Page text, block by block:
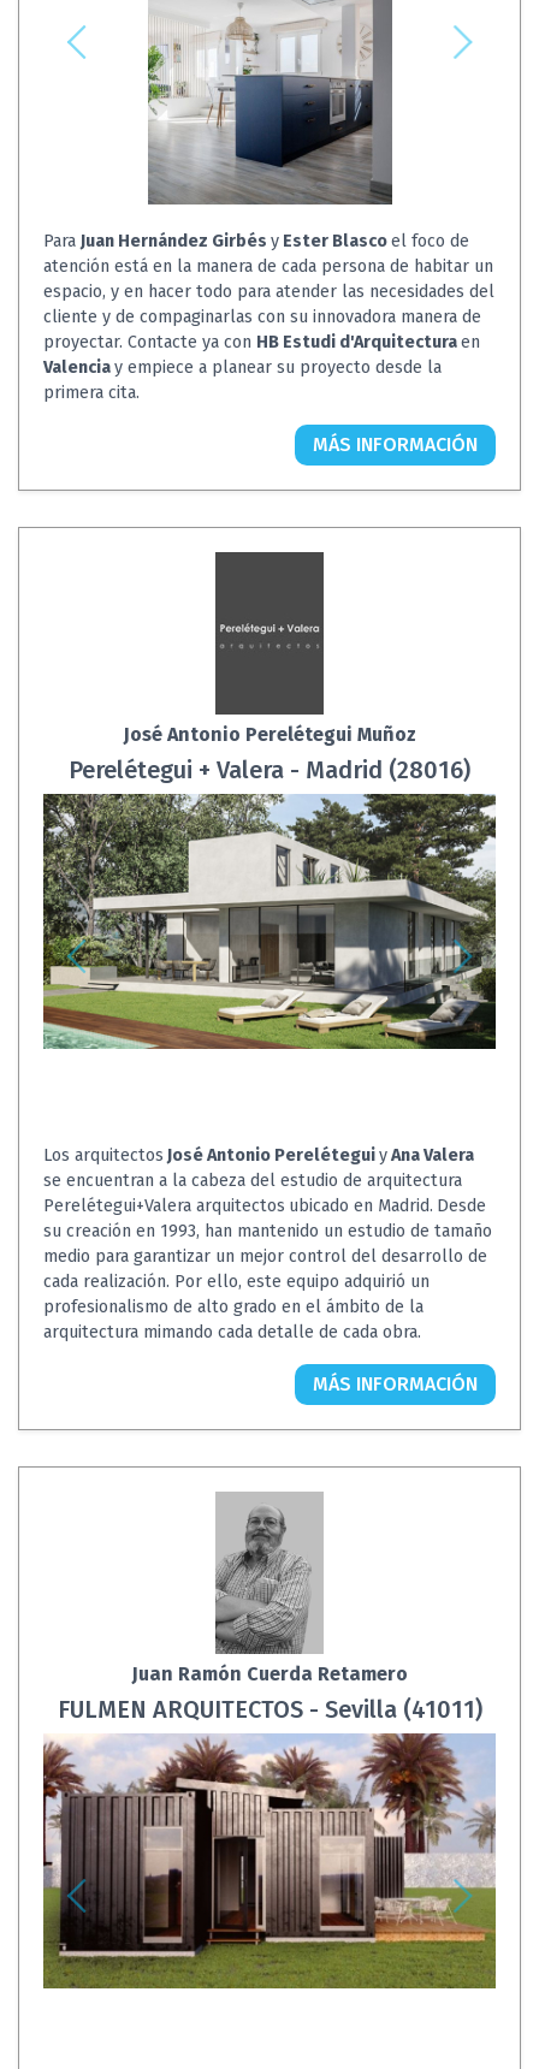
Para Juan Hernández Girbés y Ester Blascoel foco de
atención está en la manera de cada persona de habitar un
espacio, y en hacer todo para atender las necesidades del
cliente y de compaginarlas con su innovadora manera de
proyectar. Contacte ya con HB Estudi d'Arquitecturaen
Valenciay empiece a planear su proyecto desde la
primera cita.
MÁS INFORMACIÓN
José Antonio Perelétegui Muñoz
Perelétegui + Valera - Madrid (28016)
Los arquitectos José Antonio PereléteguiyAna Valera
se encuentran a la cabeza del estudio de arquitectura
Perelétegui+Valera arquitectos ubicado en Madrid. Desde
su creación en 1993, han mantenido un estudio de tamaño
medio para garantizar un mejor control del desarrollo de
cada realización. Por ello, este equipo adquirió un
profesionalismo de alto grado en el ámbito de la
arquitectura mimando cada detalle de cada obra.
MÁS INFORMACIÓN
Juan Ramón Cuerda Retamero
FULMEN ARQUITECTOS - Sevilla (41011)